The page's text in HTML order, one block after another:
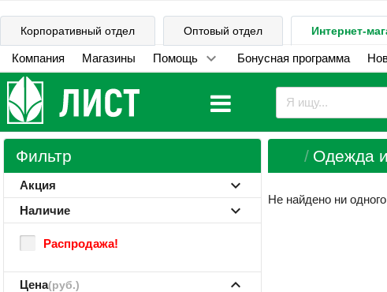
Корпоративный отдел Оптовый отдел Интернет-
Компания Магазины Помощь Бонусная программа
Фильтр
Акция
Наличие
Распродажа!
Цена(руб.)
Одежда
Не найдено ни